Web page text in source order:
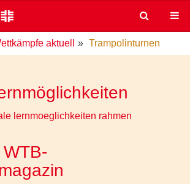
aktuell Trampolinturnen